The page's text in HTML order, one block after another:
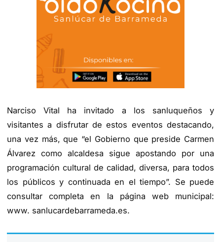
Narciso Vital ha invitado a los sanluqueños y
visitantesa disfrutar de estos eventos destacando,
una vez más,que “el Gobierno que preside Carmen
Álvarez como alcaldesa sigue apostando por una
programación cultural de calidad, diversa, para todos
los públicos y continuada en el tiempo”. Se puede
consultar completa en la página web municipal:
www. sanlucardebarrameda.es.